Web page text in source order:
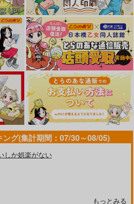
ング(集計期間：07/30～08/05)
しか娯楽がない
もっとみる